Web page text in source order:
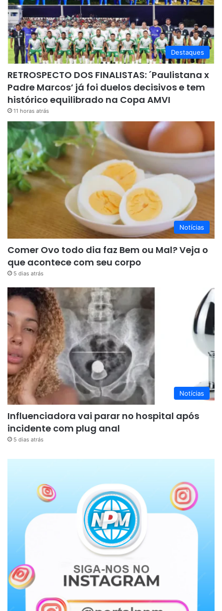
Destaques
RETROSPECTO DOS FINALISTAS: ´Paulistana x
Padre Marcos’ já foi duelos decisivos e tem
histórico equilibrado na Copa AMVI
11 horas atrás
Notícias
Comer Ovo todo dia faz Bem ou Mal? Veja o
que acontece com seu corpo
5 dias atrás
Notícias
Influenciadora vai parar no hospital após
incidente com plug anal
5 dias atrás